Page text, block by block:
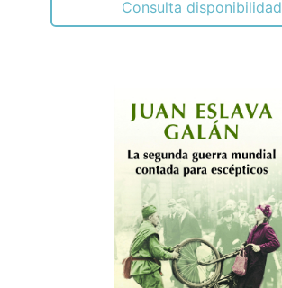
Consulta disponibilidad